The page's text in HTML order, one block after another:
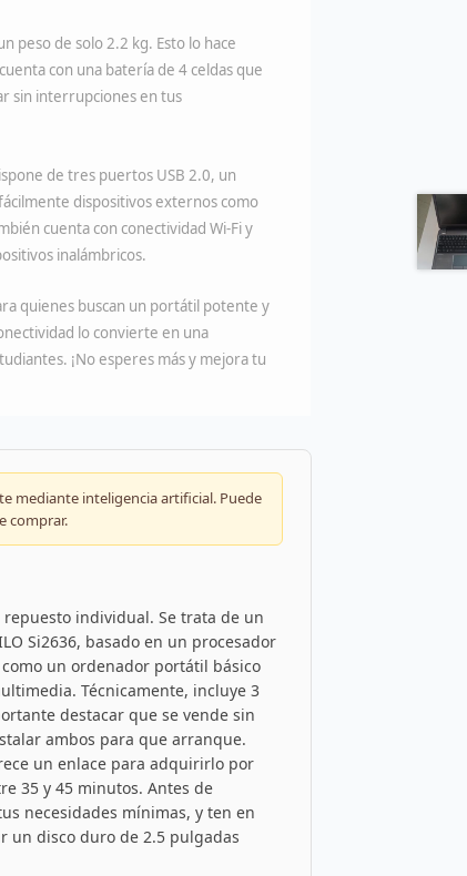
peso de solo 2.2 kg. Esto lo hace
con una batería de 4 celdas que
sin interrupciones en tus
de tres puertos USB 2.0, un
dispositivos externos como
cuenta con conectividad Wi-Fi y
inalámbricos.
quienes buscan un portátil potente y
lo convierte en una
¡No esperes más y mejora tu
mediante inteligencia artificial. Puede
comprar.
individual. Se trata de un
Si2636, basado en un procesador
un ordenador portátil básico
Técnicamente, incluye 3
destacar que se vende sin
ambos para que arranque.
un enlace para adquirirlo por
35 y 45 minutos. Antes de
necesidades mínimas, y ten en
un disco duro de 2.5 pulgadas